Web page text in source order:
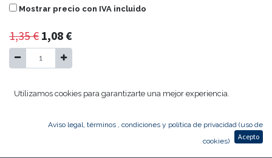
Mostrar precio con IVA incluido
1,35€ 1,08 €
Agregar al carrito
ADAPTADOR GRIFO 1/2"
Utilizamos cookies para garantizarte una mejor experiencia.
Aviso legal, términos , condiciones y política de privacidad (uso de
cookies)
Acepto